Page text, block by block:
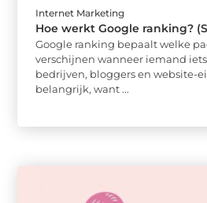
Internet Marketing
Hoe werkt Google ranking?
Google ranking bepaalt welke
verschijnen wanneer iemand iets
bedrijven, bloggers en website-
belangrijk, want ...